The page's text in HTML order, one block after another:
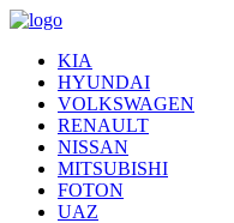
KIA
HYUNDAI
VOLKSWAGEN
RENAULT
NISSAN
MITSUBISHI
FOTON
UAZ